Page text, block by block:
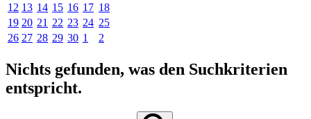
12 13 14 15 16 17 18
19 20 21 22 23 24 25
26 27 28 29 30 1 2
Nichts gefunden, was den Suchkriterien
entspricht.